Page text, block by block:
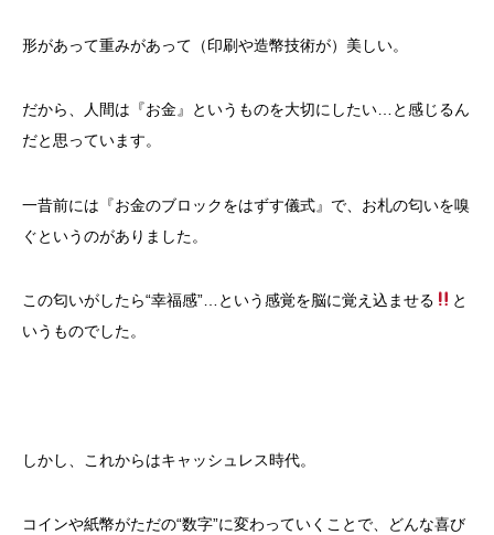
形があって重みがあって（印刷や造幣技術が）美しい。
だから、人間は『お金』というものを大切にしたい…と感じるん
だと思っています。
一昔前には『お金のブロックをはずす儀式』で、お札の匂いを嗅
ぐというのがありました。
この匂いがしたら“幸福感”…という感覚を脳に覚え込ませる
と
いうものでした。
しかし、これからはキャッシュレス時代。
コインや紙幣がただの“数字”に変わっていくことで、どんな喜び